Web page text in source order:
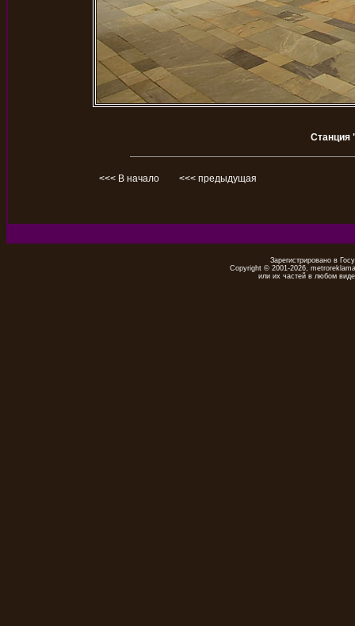
Станция
<<< В начало <<< предыдущая
Зарегистрировано в
Copyright © 2001-2026,
или их частей в любом